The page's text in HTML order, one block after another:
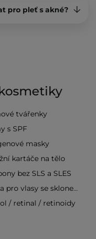
pro pleť s akné?
tvářenky
s SPF
masky
kartáče na tělo
bez SLS a SLES
Tonika pro vlasy se sklonem k vypadávání
/ retinal / retinoidy